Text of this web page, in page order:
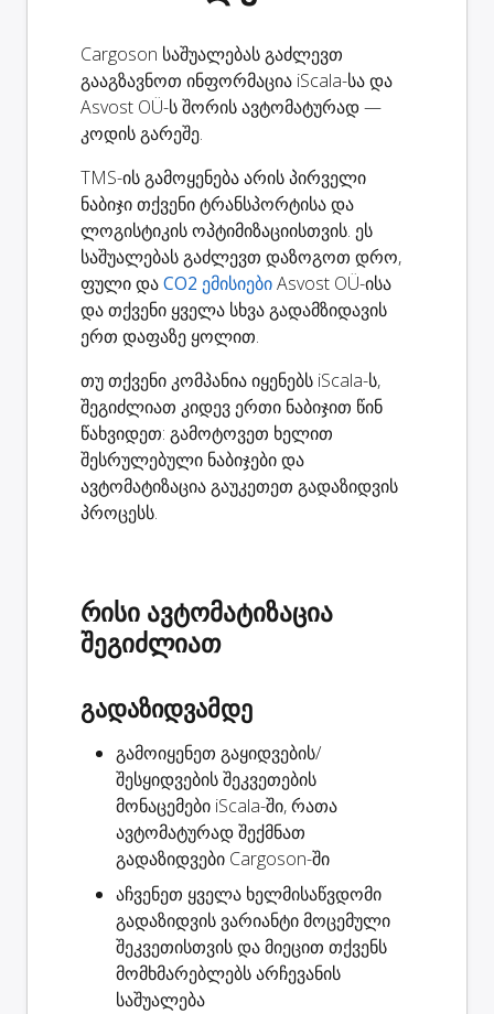
Cargoson საშუალებას გაძლევთ
გააგზავნოთ ინფორმაცია iScala-სა და
Asvost OÜ-ს შორის ავტომატურად —
კოდის გარეშე.
TMS-ის გამოყენება არის პირველი
ნაბიჯი თქვენი ტრანსპორტისა და
ლოგისტიკის ოპტიმიზაციისთვის. ეს
საშუალებას გაძლევთ დაზოგოთ დრო,
ფული დაCO2 ემისიებიAsvost OÜ-ისა
და თქვენი ყველა სხვა გადამზიდავის
ერთ დაფაზე ყოლით.
თუ თქვენი კომპანია იყენებს iScala-ს,
შეგიძლიათ კიდევ ერთი ნაბიჯით წინ
წახვიდეთ: გამოტოვეთ ხელით
შესრულებული ნაბიჯები და
ავტომატიზაცია გაუკეთეთ გადაზიდვის
პროცესს.
რისი ავტომატიზაცია
შეგიძლიათ
გადაზიდვამდე
გამოიყენეთ გაყიდვების/
შესყიდვების შეკვეთების
მონაცემები iScala-ში, რათა
ავტომატურადშექმნათ
გადაზიდვები Cargoson-ში
აჩვენეთ ყველა ხელმისაწვდომი
გადაზიდვის ვარიანტიმოცემული
შეკვეთისთვის და მიეცით თქვენს
მომხმარებლებს არჩევანის
საშუალება